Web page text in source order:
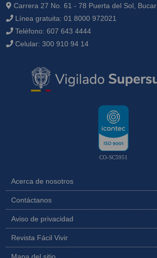
Carrera 27 No. 61 - 78 Puerta del Sol,
Línea gratuita: 01 8000 972021
Teléfono: 607 643 4444
Celular: 300 910 94 14
CO-SC5951
Acerca de nosotros
Contáctanos
Aviso de privacidad
Revista Fácil Vivir
Mapa del sitio